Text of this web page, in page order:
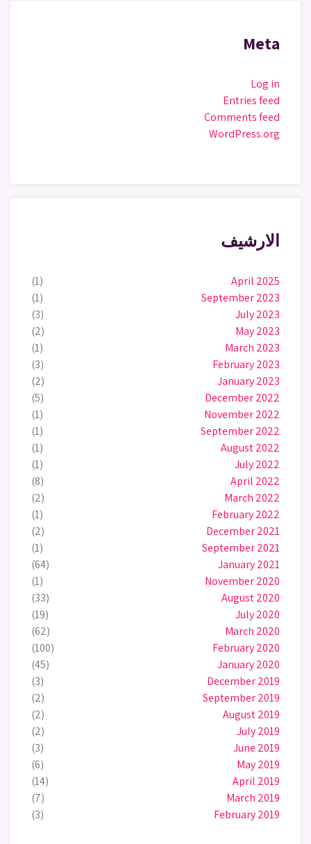
Meta
Log in
Entries feed
Comments feed
WordPress.org
الارشيف
April 2025
(1)
September 2023
(1)
July 2023
(3)
May 2023
(2)
March 2023
(1)
February 2023
(3)
January 2023
(2)
December 2022
(5)
November 2022
(1)
September 2022
(1)
August 2022
(1)
July 2022
(1)
April 2022
(8)
March 2022
(2)
February 2022
(1)
December 2021
(2)
September 2021
(1)
January 2021
(64)
November 2020
(1)
August 2020
(33)
July 2020
(19)
March 2020
(62)
February 2020
(100)
January 2020
(45)
December 2019
(3)
September 2019
(2)
August 2019
(2)
July 2019
(2)
June 2019
(3)
May 2019
(6)
April 2019
(14)
March 2019
(7)
February 2019
(3)